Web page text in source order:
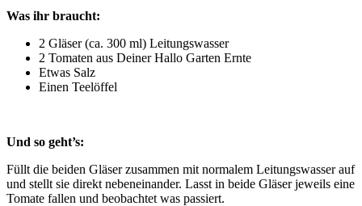
Was ihr braucht:
2 Gläser (ca. 300 ml) Leitungswasser
2 Tomaten aus Deiner Hallo Garten Ernte
Etwas Salz
Einen Teelöffel
Und so geht’s:
Füllt die beiden Gläser zusammen mit normalem Leitungswasser auf
und stellt sie direkt nebeneinander. Lasst in beide Gläser jeweils eine
Tomate fallen und beobachtet was passiert.